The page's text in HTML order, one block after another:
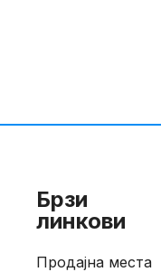
Брзи
линкови
Продајна места